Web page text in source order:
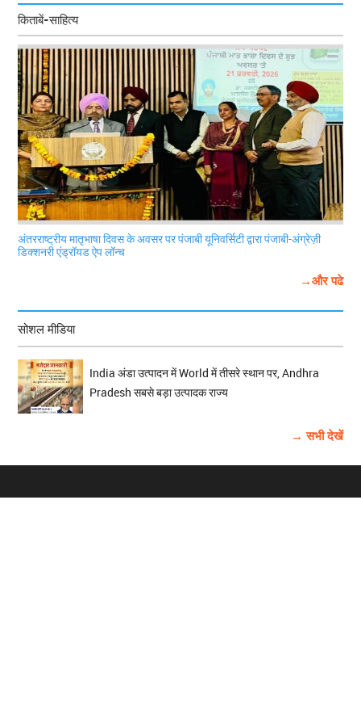
किताबें-साहित्य
अंतरराष्ट्रीय मातृभाषा दिवस के अवसर पर पंजाबी यूनिवर्सिटी द्वारा पंजाबी-अंग्रेज़ी
डिक्शनरी एंड्रॉयड ऐप लॉन्च
→और पढे
सोशल मीडिया
India अंडा उत्पादन में World में तीसरे स्थान पर, Andhra
Pradesh सबसे बड़ा उत्पादक राज्य
→ सभी देखें